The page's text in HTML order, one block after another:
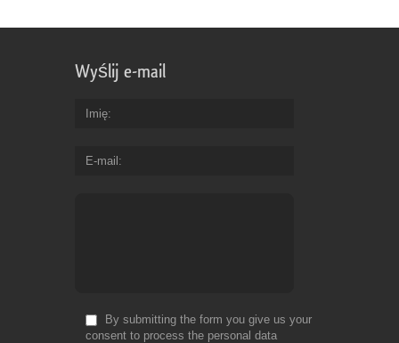
Wyślij e-mail
Imię
E-mail
By submitting the form you give us your
consent to process the personal data